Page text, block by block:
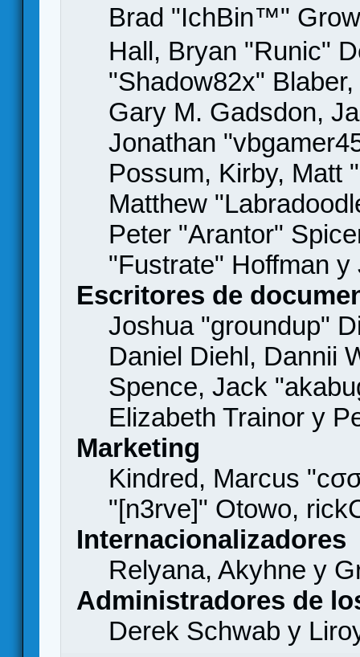
Brad "IchBin™"
Hall, Bryan "Runic"
"Shadow82x"
Gary M. Gadsdon,
Jonathan
Possum, Kirby, Matt
Matthew
Peter "Arantor"
"Fustrate" Hoffman
Escritores de
Joshua "groundup"
Daniel Diehl, Dannii
Spence, Jack
Elizabeth Trainor y
Marketing
Kindred, Marcus
"[n3rve]" Otowo,
Internacionalizadores
Relyana, Akyhne y
Administradores de
Derek Schwab y